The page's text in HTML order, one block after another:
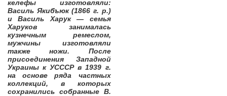
келефы изготовляли:
Василь Якибъюк (1866 г. р.)
и Василь Харук — семья
Харуков занималась
кузнечным ремеслом,
мужчины изготовляли
также ножи. После
присоединения Западной
Украины к УСССР в 1939 г.
на основе ряда частных
коллекций, в которых
сохранились собранные В.